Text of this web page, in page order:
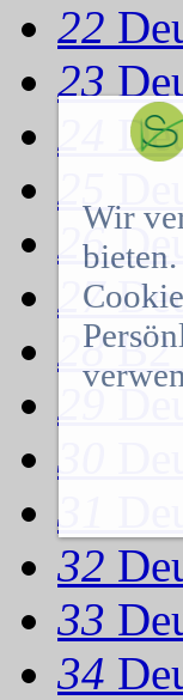
22
23
24
25
26
27
28B2
29
30
31
32
33
34
Wir